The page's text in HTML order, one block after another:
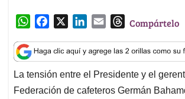
W
a
t
s
A
c
e
b
o
n
k
e
d
a
i
l
T
r
e
a
d
Compártelo
La tensión entre el Presidente y el
Federación de cafeteros Germán